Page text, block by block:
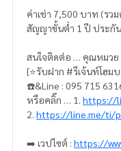
ค่าเช่า 7,500 บาท (รว
สัญญาขั้นต่ำ 1 ปี ประกัน
สนใจติดต่อ … คุณหมวย
[⭐️รับฝาก #รีเจ้นท์โฮม
☎️&Line : 095 715
หรือคลิ๊ก … 1. https://
2. https://line.me/ti/
➡️ เวปไซต์ : https://